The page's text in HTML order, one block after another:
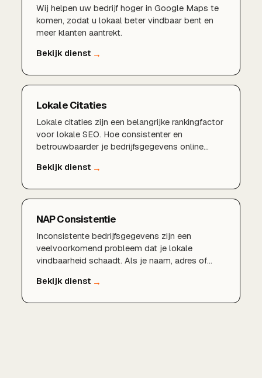
Wij helpen uw bedrijf hoger in Google Maps te
komen, zodat u lokaal beter vindbaar bent en
meer klanten aantrekt.
Lokale Citaties
Lokale citaties zijn een belangrijke rankingfactor
voor lokale SEO. Hoe consistenter en
betrouwbaarder je bedrijfsgegevens online
je onderneming heeft. Wij bouwen en beheren
NAP Consistentie
Inconsistente bedrijfsgegevens zijn een
veelvoorkomend probleem dat je lokale
vindbaarheid schaadt. Als je naam, adres of
websites en in gidsen, raakt Google in de war.